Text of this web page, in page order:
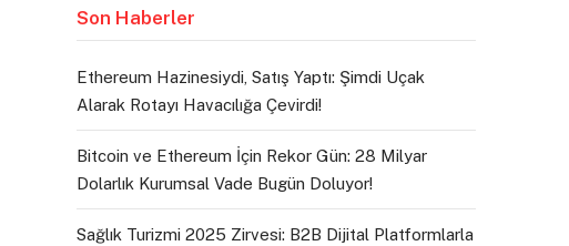
Son Haberler
Ethereum Hazinesiydi, Satış Yaptı: Şimdi Uçak
Alarak Rotayı Havacılığa Çevirdi!
Bitcoin ve Ethereum İçin Rekor Gün: 28 Milyar
Dolarlık Kurumsal Vade Bugün Doluyor!
Sağlık Turizmi 2025 Zirvesi: B2B Dijital Platformlarla